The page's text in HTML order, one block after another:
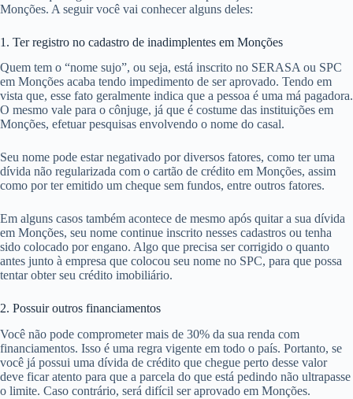
Monções. A seguir você vai conhecer alguns deles:
1. Ter registro no cadastro de inadimplentes em Monções
Quem tem o “nome sujo”, ou seja, está inscrito no SERASA ou SPC
em Monções acaba tendo impedimento de ser aprovado. Tendo em
vista que, esse fato geralmente indica que a pessoa é uma má pagadora.
O mesmo vale para o cônjuge, já que é costume das instituições em
Monções, efetuar pesquisas envolvendo o nome do casal.
Seu nome pode estar negativado por diversos fatores, como ter uma
dívida não regularizada com o cartão de crédito em Monções, assim
como por ter emitido um cheque sem fundos, entre outros fatores.
Em alguns casos também acontece de mesmo após quitar a sua dívida
em Monções, seu nome continue inscrito nesses cadastros ou tenha
sido colocado por engano. Algo que precisa ser corrigido o quanto
antes junto à empresa que colocou seu nome no SPC, para que possa
tentar obter seu crédito imobiliário.
2. Possuir outros financiamentos
Você não pode comprometer mais de 30% da sua renda com
financiamentos. Isso é uma regra vigente em todo o país. Portanto, se
você já possui uma dívida de crédito que chegue perto desse valor
deve ficar atento para que a parcela do que está pedindo não ultrapasse
o limite. Caso contrário, será difícil ser aprovado em Monções.